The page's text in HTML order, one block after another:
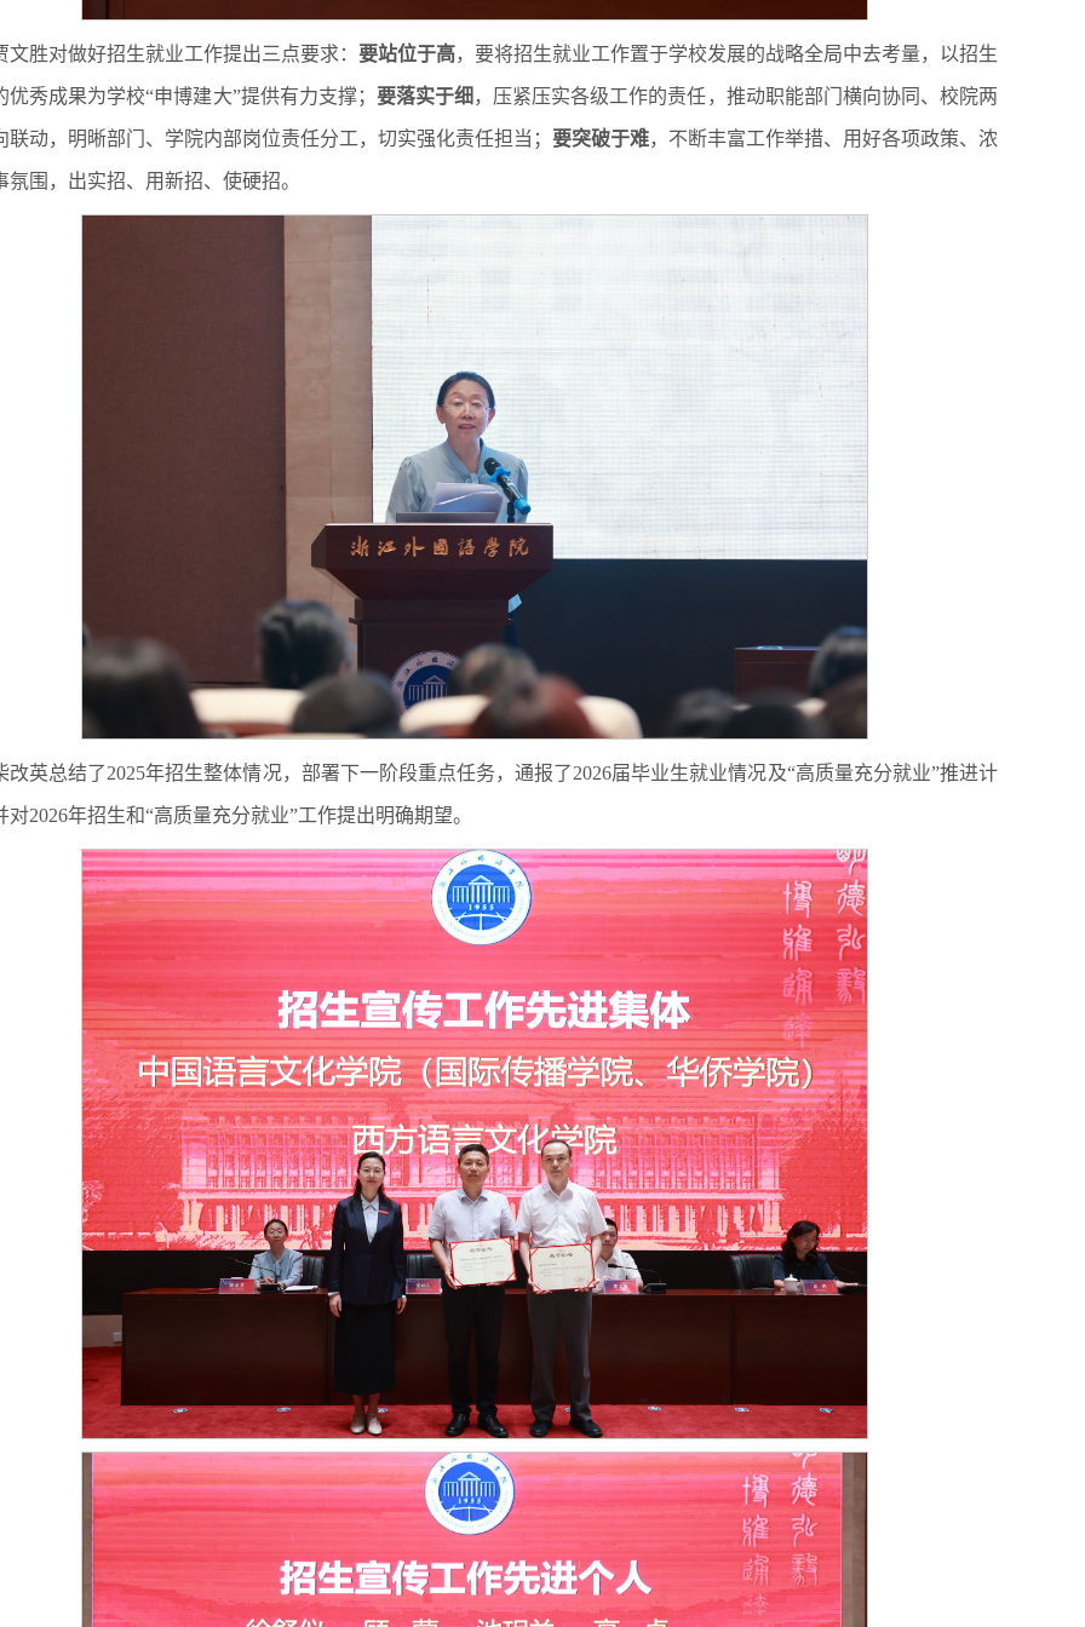
文胜对做好招生就业工作提出三点要求： 要站位于高，要将招生就业工作置于学校发展的战略全局中去考量，以招生
优秀成果为学校“申博建大”提供有力支撑； 要落实于细 ，压紧压实各级工作的责任，推动职能部门横向协同、校院两
联动，明晰部门、学院内部岗位责任分工，切实强化责任担当； 要突破于难，不断丰富工作举措、用好各项政策、浓
氛围，出实招、用新招、使硬招。
改英总结了2025年招生整体情况，部署下一阶段重点任务，通报了2026届毕业生就业情况及“高质量充分就业”推进计
对2026年招生和“高质量充分就业”工作提出明确期望。